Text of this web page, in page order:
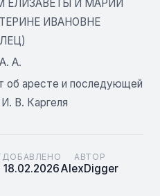
ЕЛИЗАВЕТЫ И МАРИИ
ИВАНОВНЕ
А.
об аресте и последующей
В. Каргеля
ДОБАВЛЕНО
18.02.2026
АВТОР
AlexDigger